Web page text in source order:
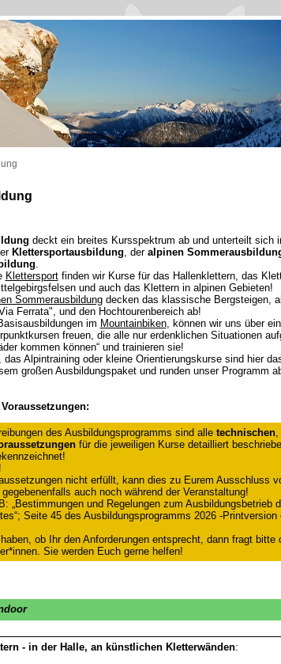
deckt ein breites Kursspektrum ab und unterteilt sich
Klettersportausbildung, der alpinen
.
Klettersportfinden wir Kurse für das Hallenklettern, das
und auch das Klettern in alpinen Gebieten!
Sommerausbildungdecken das klassische Bergsteigen,
Ferrata", und den Hochtourenbereich ab!
im Mountainbiken, können wir uns über
freuen, die alle nur erdenklichen Situationen
kommen können“ und trainieren sie!
das Alpintraining oder kleine Orientierungskurse sind hier
großen Ausbildungspaket und runden unser Programm
des Ausbildungsprogramms sind alle technischen,
für die jeweiligen Kurse detailliert
nicht erfüllt, kann dies zu Eurem Ausschluss
auch noch während der Veranstaltung!
„Bestimmungen und Regelungen zum Ausbildungsbetrieb
Seite 45 des Ausbildungsprogramms 2026 -Printversion
ob Ihr den Anforderungen entsprecht, dann fragt bitte
Sie werden Euch gerne helfen!
- in der Halle, an künstlichen Kletterwänden: